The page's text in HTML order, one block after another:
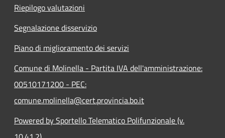
Riepilogo valutazioni
Segnalazione disservizio
Piano di miglioramento dei servizi
Comune di Molinella - Partita IVA dell'amministrazione:
00510171200 - PEC:
comune.molinella@cert.provincia.bo.it
Powered by Sportello Telematico Polifunzionale (v.